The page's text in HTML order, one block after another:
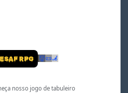
ESAF RPG 👹📜🦼
nosso jogo de tabuleiro